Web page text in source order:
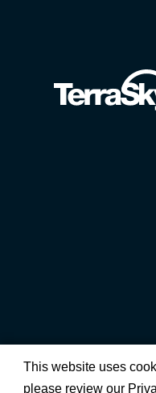
This website uses
please review our